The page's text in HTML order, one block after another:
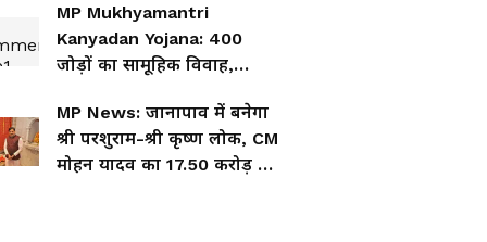
MP Mukhyamantri
Kanyadan Yojana: 400
जोड़ों का सामूहिक विवाह,
आर्थिक सहायता
MP News: जानापाव में बनेगा
श्री परशुराम-श्री कृष्ण लोक, CM
मोहन यादव का 17.50 करोड़ का